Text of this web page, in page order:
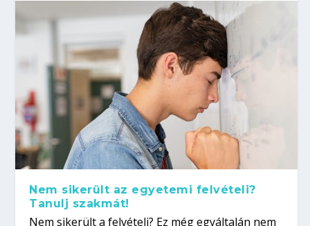
Nem sikerült az egyetemi felvételi?
Tanulj szakmát!
Nem sikerült a felvételi? Ez még egyáltalán nem